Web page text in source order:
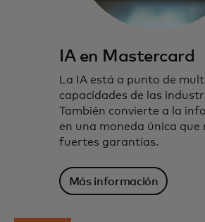
IA en Mastercard
La IA está a punto de
capacidades de las
También convierte a la
en una moneda única que
fuertes garantías.
Más información